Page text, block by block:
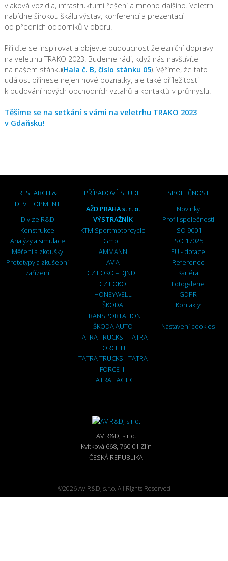
vlaková vozidla, infrastrukturní řešení a mnoho dalšího. Veletrh
nabídne širokou škálu výstav, konferencí a prezentací
od předních odborníků v oboru.
Přijďte se inspirovat a objevte budoucnost železniční dopravy
na veletrhu TRAKO 2023! Budeme rádi, když nás navštívíte
na našem stánku(Hala č. B, číslo stánku 05). Věříme, že tato
událost přinese nejen nové poznatky, ale také příležitosti
k budování nových obchodních vztahů a kontaktů v průmyslu.
Těšíme se na setkání s vámi na veletrhu TRAKO 2023
v Gdaňsku!
RESEARCH &
DEVELOPMENT
Divize R&D
Konstrukce
Analýzy a simulace
Měření a zkoušky
Prototypy a zkušební
zařízení
PŘÍPADOVÉ STUDIE
AŽD PRAHA s. r. o.
VÝSTRAŽNÍK
KTM Sportmotorcycle
GmbH
AMMANN
AVIA
CZ LOKO – DJNDT
CZ LOKO
HONEYWELL
ŠKODA
TRANSPORTATION
ŠKODA AUTO
TATRA TRUCKS - TATRA
FORCE III.
TATRA TRUCKS - TATRA
FORCE II.
TATRA TACTIC
SPOLEČNOST
Novinky
Profil společnosti
ISO 9001
ISO 17025
EU - dotace
Reference
Kariéra
Fotogalerie
GDPR
Kontakty
Nastavení cookies
AV R&D, s.r.o.
Kvítková 668, 760 01 Zlín
ČESKÁ REPUBLIKA
©2026 AV R&D, s.r.o. All Rights Reserved